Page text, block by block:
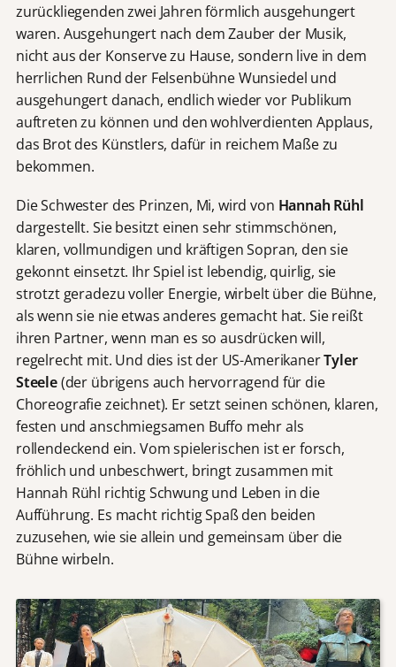
zurückliegenden zwei Jahren förmlich ausgehungert
waren. Ausgehungert nach dem Zauber der Musik,
nicht aus der Konserve zu Hause, sondern live in dem
herrlichen Rund der Felsenbühne Wunsiedel und
ausgehungert danach, endlich wieder vor Publikum
auftreten zu können und den wohlverdienten Applaus,
das Brot des Künstlers, dafür in reichem Maße zu
bekommen.
Die Schwester des Prinzen, Mi, wird von Hannah Rühl
dargestellt. Sie besitzt einen sehr stimmschönen,
klaren, vollmundigen und kräftigen Sopran, den sie
gekonnt einsetzt. Ihr Spiel ist lebendig, quirlig, sie
strotzt geradezu voller Energie, wirbelt über die Bühne,
als wenn sie nie etwas anderes gemacht hat. Sie reißt
ihren Partner, wenn man es so ausdrücken will,
regelrecht mit. Und dies ist der US-AmerikanerTyler
Steele(der übrigens auch hervorragend für die
Choreografie zeichnet). Er setzt seinen schönen, klaren,
festen und anschmiegsamen Buffo mehr als
rollendeckend ein. Vom spielerischen ist er forsch,
fröhlich und unbeschwert, bringt zusammen mit
Hannah Rühl richtig Schwung und Leben in die
Aufführung. Es macht richtig Spaß den beiden
zuzusehen, wie sie allein und gemeinsam über die
Bühne wirbeln.